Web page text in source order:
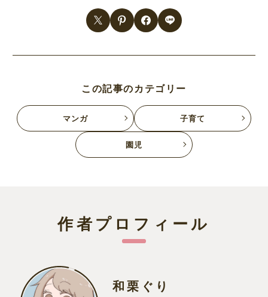
この記事のカテゴリー
マンガ 子育て
園児
作者プロフィール
和栗ぐり